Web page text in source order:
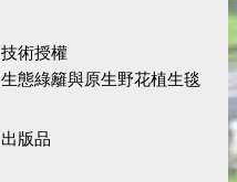
技術授權
生態綠籬與原生野花植生毯
出版品